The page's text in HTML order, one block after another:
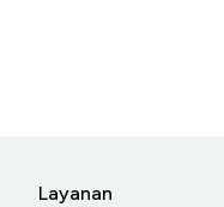
Layanan